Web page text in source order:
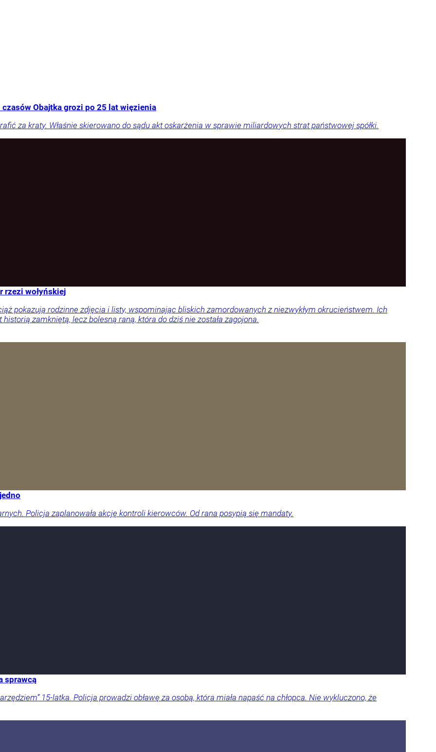
czasów Obajtka grozi po 25 lat więzienia
za kraty. Właśnie skierowano do sądu akt oskarżenia w sprawie miliardowych strat państwowej spółki.
rzezi wołyńskiej
pokazują rodzinne zdjęcia i listy, wspominając bliskich zamordowanych z niezwykłym okrucieństwem. Ich
zamkniętą, lecz bolesną raną, która do dziś nie została zagojona.
Policja zaplanowała akcję kontroli kierowców. Od rana posypią się mandaty.
sprawcą
15-latka. Policja prowadzi obławę za osobą, która miała napaść na chłopca. Nie wykluczono, że